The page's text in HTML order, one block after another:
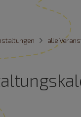
alle